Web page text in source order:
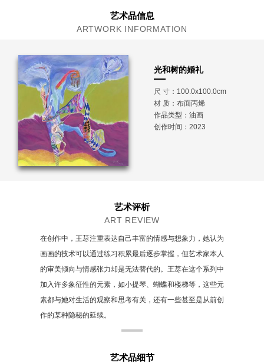
艺术品信息
ARTWORK INFORMATION
光和树的婚礼
尺 寸：100.0x100.0cm
材 质： 布面丙烯
作品类型：油画
创作时间：2023
艺术评析
ART REVIEW
在创作中，王荩注重表达自己丰富的情感与想象力，她认为
画画的技术可以通过练习积累最后逐步掌握，但艺术家本人
的审美倾向与情感张力却是无法替代的。王荩在这个系列中
加入许多象征性的元素，如小提琴、蝴蝶和楼梯等，这些元
素都与她对生活的观察和思考有关，还有一些甚至是从前创
作的某种隐秘的延续。
艺术品细节